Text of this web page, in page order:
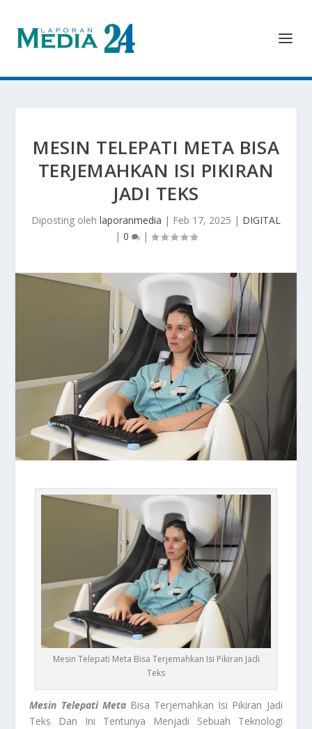
MESIN TELEPATI META BISA
TERJEMAHKAN ISI PIKIRAN
JADI TEKS
Diposting oleh laporanmedia | Feb 17, 2025 | DIGITAL
| 0 |
Mesin Telepati Meta Bisa Terjemahkan Isi Pikiran Jadi
Teks
Mesin Telepati MetaBisa Terjemahkan Isi Pikiran Jadi
Teks Dan Ini Tentunya Menjadi Sebuah Teknologi